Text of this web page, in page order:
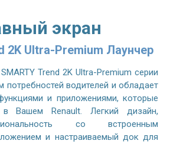
экран
2K Ultra-Premium Лаунчер
Trend 2K Ultra-Premium серии
потребностей водителей и обладает
и приложениями, которые
Вашем Renault. Легкий дизайн,
со встроенным
и настраиваемый док для